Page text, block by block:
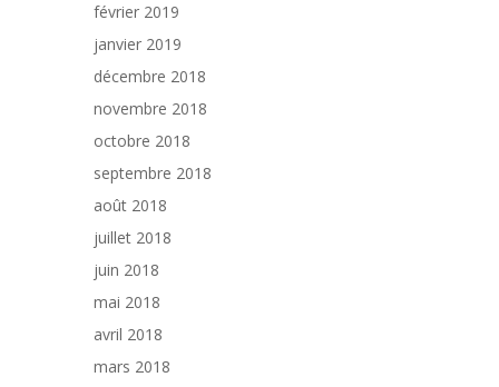
février 2019
janvier 2019
décembre 2018
novembre 2018
octobre 2018
septembre 2018
août 2018
juillet 2018
juin 2018
mai 2018
avril 2018
mars 2018